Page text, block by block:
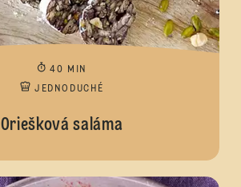
40 MIN
JEDNODUCHÉ
Oriešková saláma